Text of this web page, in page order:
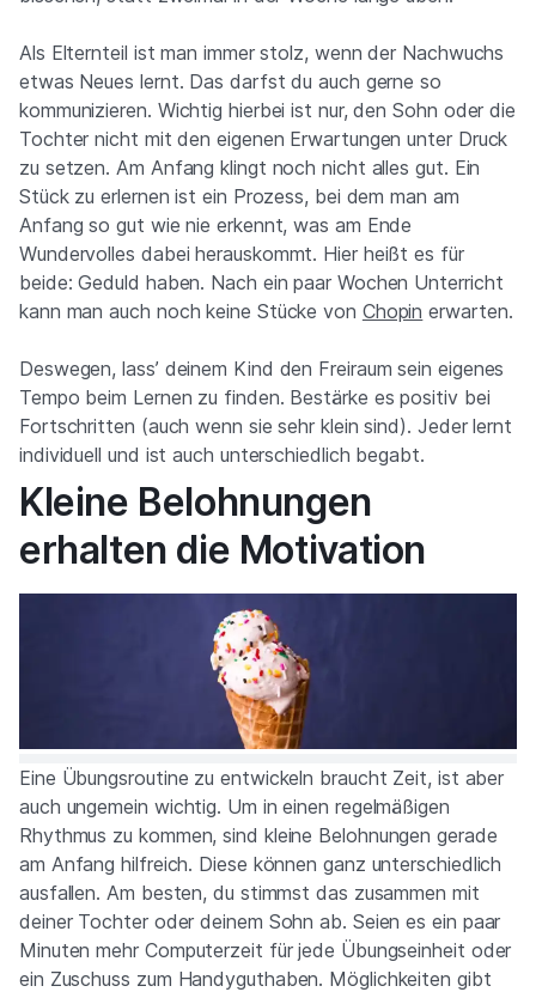
Als Elternteil ist man immer stolz, wenn der Nachwuchs
etwas Neues lernt. Das darfst du auch gerne so
kommunizieren. Wichtig hierbei ist nur, den Sohn oder die
Tochter nicht mit den eigenen Erwartungen unter Druck
zu setzen. Am Anfang klingt noch nicht alles gut. Ein
Stück zu erlernen ist ein Prozess, bei dem man am
Anfang so gut wie nie erkennt, was am Ende
Wundervolles dabei herauskommt. Hier heißt es für
beide: Geduld haben. Nach ein paar Wochen Unterricht
kann man auch noch keine Stücke von Chopin erwarten.
Deswegen, lass’ deinem Kind den Freiraum sein eigenes
Tempo beim Lernen zu finden. Bestärke es positiv bei
Fortschritten (auch wenn sie sehr klein sind). Jeder lernt
individuell und ist auch unterschiedlich begabt.
Kleine Belohnungen
erhalten die Motivation
Eine Übungsroutine zu entwickeln braucht Zeit, ist aber
auch ungemein wichtig. Um in einen regelmäßigen
Rhythmus zu kommen, sind kleine Belohnungen gerade
am Anfang hilfreich. Diese können ganz unterschiedlich
ausfallen. Am besten, du stimmst das zusammen mit
deiner Tochter oder deinem Sohn ab. Seien es ein paar
Minuten mehr Computerzeit für jede Übungseinheit oder
ein Zuschuss zum Handyguthaben. Möglichkeiten gibt